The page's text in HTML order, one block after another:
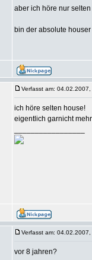
aber ich höre nur
bin der absolute houser
Verfasst am:
ich höre selten house!
eigentlich garnicht
Verfasst am:
vor 8 jahren?